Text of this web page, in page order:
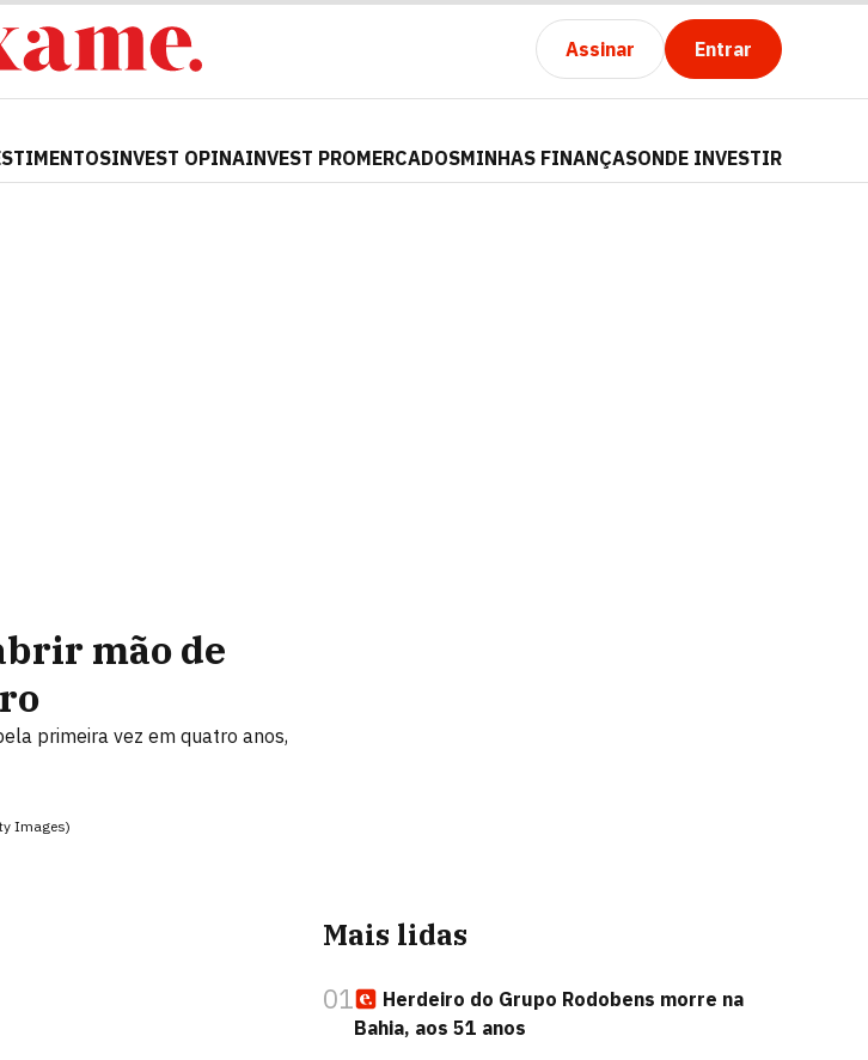
Assinar Entrar
INVEST OPINAINVEST PROMERCADOSMINHAS FINANÇASONDE INVESTIR
mão de
primeira vez em quatro anos,
Images)
Mais lidas
01
Herdeiro do Grupo Rodobens morre na
Bahia, aos 51 anos